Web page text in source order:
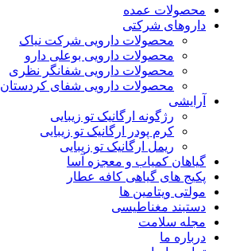
محصولات عمده
داروهای شرکتی
محصولات دارویی شرکت نیاک
محصولات دارویی بوعلی دارو
محصولات دارویی شفانگر نظری
محصولات دارویی شفای کردستان
آرایشی
رژگونه ارگانیک تو زیبایی
کرم پودر ارگانیک تو زیبایی
ریمل ارگانیک تو زیبایی
گیاهان کمیاب و معجزه آسا
پکیج های گیاهی کافه عطار
مولتی ویتامین ها
دستبند مغناطیسی
مجله سلامت
درباره ما